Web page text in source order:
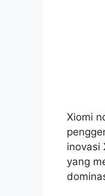
Xiomi
inovasi
yang